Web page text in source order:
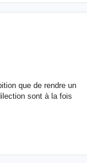
que de rendre un
sont à la fois